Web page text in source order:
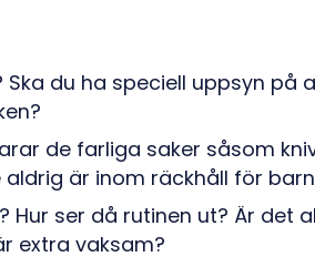
Ska du ha speciell uppsyn
de farliga saker såsom
är inom räckhåll för
Hur ser då rutinen ut? Är det
extra vaksam?